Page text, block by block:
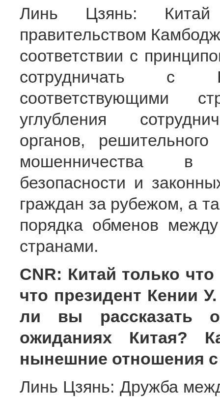
Линь Цзянь:
правительством
соответствии с
сотрудничать с
соответствующими
углубления
органов,
мошенничества в
безопасности и
граждан за рубежом, а
порядка обменов
странами.
CNR: Китай только
что президент Кении
ли вы рассказать
ожиданиях Китая?
нынешние отношения
Линь Цзянь: Дружба